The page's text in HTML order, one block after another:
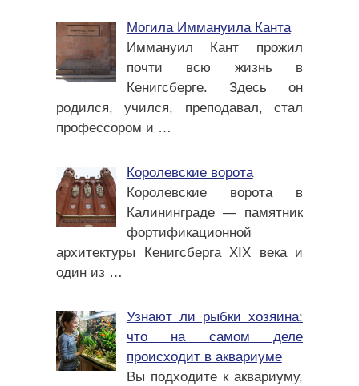
Могила Иммануила Канта
Иммануил Кант прожил
почти всю жизнь в
Кенигсберге. Здесь он
родился, учился, преподавал, стал
профессором и …
Королевские ворота
Королевские ворота в
Калининграде — памятник
фортификационной
архитектуры Кенигсберга XIX века и
один из …
Узнают ли рыбки хозяина:
что на самом деле
происходит в аквариуме
Вы подходите к аквариуму,